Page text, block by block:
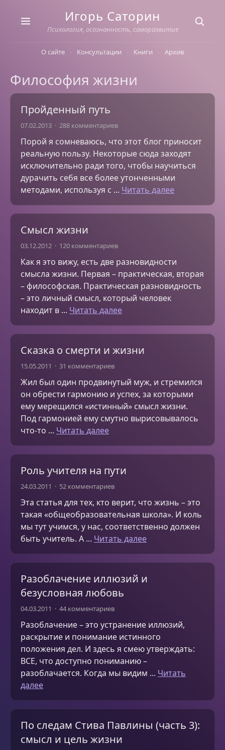
Игорь Саторин
Психология, осознанность, саморазвитие
О сайте Консультации Книги Архив
Философия жизни
Пройденный путь
07.02.2013 288 комментариев
Порой я сомневаюсь, что этот блог приносит
реальную пользу. Некоторые сюда заходят
исключительно ради того, чтобы научиться
дурачить себя все более утонченными
методами, используя с ... Читать далее
Смысл жизни
03.12.2012 120 комментариев
Как я это вижу, есть две разновидности
смысла жизни. Первая – практическая, вторая
– философская. Практическая разновидность
– это личный смысл, который человек
находит в ... Читать далее
Сказка о смерти и жизни
15.05.2011 31 комментариев
Жил был один продвинутый муж, и стремился
он обрести гармонию и успех, за которыми
ему мерещился «истинный» смысл жизни.
Под гармонией ему смутно вырисовывалось
что-то ... Читать далее
Роль учителя на пути
24.03.2011 52 комментариев
Эта статья для тех, кто верит, что жизнь – это
такая «общеобразовательная школа». И коль
мы тут учимся, у нас, соответственно должен
быть учитель. А ... Читать далее
Разоблачение иллюзий и
безусловная любовь
04.03.2011 44 комментариев
Разоблачение – это устранение иллюзий,
раскрытие и понимание истинного
положения дел. И здесь я смею утверждать:
ВСЕ, что доступно пониманию –
разоблачается. Когда мы видим ... Читать
далее
По следам Стива Павлины (часть 3):
смысл и цель жизни